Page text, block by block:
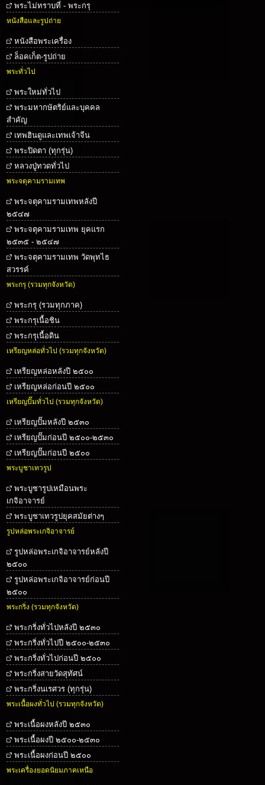
พระไม่ทราบที่ - พระกรุ
หนังสือและรูปถ่าย
หนังสือพระเครื่อง
ล็อคเก็ต-รูปถ่าย
พระทั่วไป
พระใหม่ทั่วไป
พระมหากษัตริย์และบุคคล
สำคัญ
เทพฮินดูและเทพเจ้าจีน
พระปิดตา (ทุกรุ่น)
หลวงปู่ทวดทั่วไป
พระจตุคามรามเทพ
พระจตุคามรามเทพหลังปี
๒๕๔๗
พระจตุคามรามเทพ ยุคแรก
๒๕๓๕ - ๒๕๔๗
พระจตุคามรามเทพ วัดพุทไธ
สวรรค์
พระกรุ (รวมทุกจังหวัด)
พระกรุ (รวมทุกภาค)
พระกรุเนื้อชิน
พระกรุเนื้อดิน
เหรียญหล่อทั่วไป (รวมทุกจังหวัด)
เหรียญหล่อหลังปี ๒๕๐๐
เหรียญหล่อก่อนปี ๒๕๐๐
เหรียญปั๊มทั่วไป (รวมทุกจังหวัด)
เหรียญปั๊มหลังปี ๒๕๓๐
เหรียญปั๊มก่อนปี ๒๕๐๐-๒๕๓๐
เหรียญปั๊มก่อนปี ๒๕๐๐
พระบูชาเทวรูป
พระบูชารูปเหมือนพระ
เกจิอาจารย์
พระบูชาเทวรูปยุคสมัยต่างๆ
รูปหล่อพระเกจิอาจารย์
รูปหล่อพระเกจิอาจารย์หลังปี
๒๕๐๐
รูปหล่อพระเกจิอาจารย์ก่อนปี
๒๕๐๐
พระกริ่ง (รวมทุกจังหวัด)
พระกริ่งทั่วไปหลังปี ๒๕๓๐
พระกริ่งทั่วไปปี ๒๕๐๐-๒๕๓๐
พระกริ่งทั่วไปก่อนปี ๒๕๐๐
พระกริ่งสายวัดสุทัศน์
พระกริ่งนเรศวร (ทุกรุ่น)
พระเนื้อผงทั่วไป (รวมทุกจังหวัด)
พระเนื้อผงหลังปี ๒๕๓๐
พระเนื้อผงปี ๒๕๐๐-๒๕๓๐
พระเนื้อผงก่อนปี ๒๕๐๐
พระเครื่องยอดนิยมภาคเหนือ